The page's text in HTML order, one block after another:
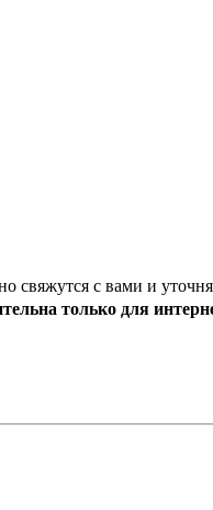
свяжутся с вами и
только для